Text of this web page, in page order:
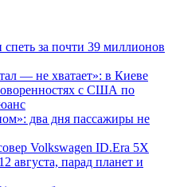
за почти 39 миллионов
— не хватает»: в Киеве
с США по
два дня пассажиры не
Volkswagen ID.Era 5X
августа, парад планет и